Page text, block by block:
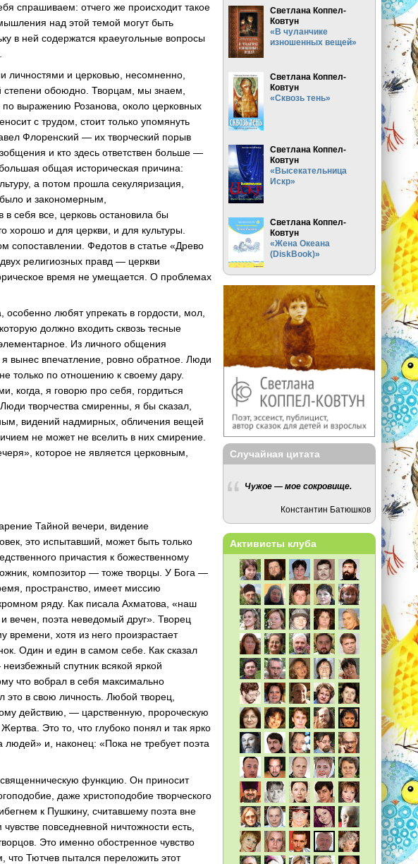
спрашиваем: отчего же происходит такое
над этой темой могут быть
в ней содержатся краеугольные вопросы
личностями и церковью, несомненно,
степени обоюдно. Творцам, мы знаем,
по выражению Розанова, около церковных
с трудом, стоит только упомянуть
Флоренский — их творческий порыв
и кто здесь ответствен больше —
общая историческая причина:
а потом прошла секуляризация,
и закономерным,
себя все, церковь остановила бы
и для церкви, и для культуры.
сопоставлении. Федотов в статье «Древо
религиозных правд — церкви
время не умещается. О проблемах
любят упрекать в гордости, мол,
должно входить сквозь тесные
Из личного общения
вынес впечатление, ровно обратное. Люди
только по отношению к своему дару.
когда, я говорю про себя, гордиться
творчества смиренны, я бы сказал,
видений надмирных, обличения вещей
не может не вселить в них смирение.
которое не является церковным,
Тайной вечери, видение
это испытавший, может быть только
причастия к божественному
композитор — тоже творцы. У Бога —
пространство, имеет миссию
ряду. Как писала Ахматова, «наш
вечен, поэта неведомый друг». Творец
времени, хотя из него произрастает
Один и един в самом себе. Как сказал
спутник всякой яркой
что вобрал в себя максимально
это в свою личность. Любой творец,
действию, — царственную, пророческую
Это то, что глубоко понял и так ярко
и, наконец: «Пока не требует поэта
функцию. Он приносит
даже христоподобие творческого
к Пушкину, считавшему поэта вне
повседневной ничтожности есть,
Это именно обостренное чувство
Тютчев пытался переложить этот
Светлана Коппел-
Ковтун
«В чуланчике
изношенных вещей»
Светлана Коппел-
Ковтун
«Сквозь тень»
Светлана Коппел-
Ковтун
«Высекательница
Искр»
Светлана Коппел-
Ковтун
«Жена Океана
(DiskBook)»
Случайная цитата
Чужое — мое сокровище.
Константин Батюшков
Активисты клуба